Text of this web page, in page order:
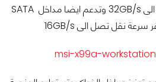
توفر سرعة نقل فائقة تصل الى 32GB/s وتدعم ايضا مداخل SATA